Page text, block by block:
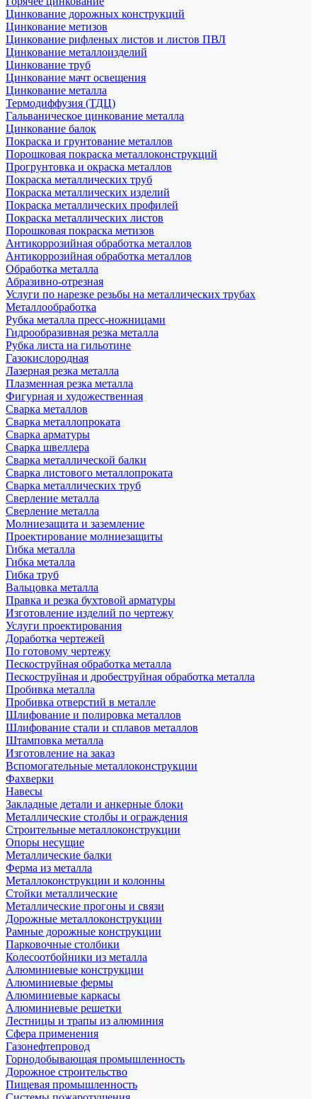
Цинкование дорожных конструкций
Цинкование метизов
Цинкование рифленых листов и листов ПВЛ
Цинкование металлоизделий
Цинкование труб
Цинкование мачт освещения
Цинкование металла
Термодиффузия (ТДЦ)
Гальваническое цинкование металла
Цинкование балок
Покраска и грунтование металлов
Порошковая покраска металлоконструкций
Прогрунтовка и окраска металлов
Покраска металлических труб
Покраска металлических изделий
Покраска металлических профилей
Покраска металлических листов
Порошковая покраска метизов
Антикоррозийная обработка металлов
Антикоррозийная обработка металлов
Обработка металла
Абразивно-отрезная
Услуги по нарезке резьбы на металлических трубах
Металлообработка
Рубка металла пресс-ножницами
Гидрообразивная резка металла
Рубка листа на гильотине
Газокислородная
Лазерная резка металла
Плазменная резка металла
Фигурная и художественная
Сварка металлов
Сварка металлопроката
Сварка арматуры
Сварка швеллера
Сварка металлической балки
Сварка листового металлопроката
Сварка металлических труб
Сверление металла
Сверление металла
Молниезащита и заземление
Проектирование молниезащиты
Гибка металла
Гибка металла
Гибка труб
Вальцовка металла
Правка и резка бухтовой арматуры
Изготовление изделий по чертежу
Услуги проектирования
Доработка чертежей
По готовому чертежу
Пескоструйная обработка металла
Пескоструйная и дробеструйная обработка металла
Пробивка металла
Пробивка отверстий в металле
Шлифование и полировка металлов
Шлифование стали и сплавов металлов
Штамповка металла
Изготовление на заказ
Вспомогательные металлоконструкции
Фахверки
Навесы
Закладные детали и анкерные блоки
Металлические столбы и ограждения
Строительные металлоконструкции
Опоры несущие
Металлические балки
Ферма из металла
Металлоконструкции и колонны
Стойки металлические
Металлические прогоны и связи
Дорожные металлоконструкции
Рамные дорожные конструкции
Парковочные столбики
Колесоотбойники из металла
Алюминиевые конструкции
Алюминиевые фермы
Алюминиевые каркасы
Алюминиевые решетки
Лестницы и трапы из алюминия
Сфера применения
Газонефтепровод
Горнодобывающая промышленность
Дорожное строительство
Пищевая промышленность